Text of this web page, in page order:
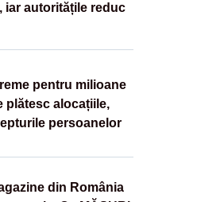
iar autoritățile reduc
pentru milioane
plătesc alocațiile,
persoanelor
din România